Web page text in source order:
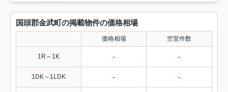
国頭郡金武町の掲載物件の価格相場
価格相場 空室件数
1R～1K - -
1DK～1LDK - -